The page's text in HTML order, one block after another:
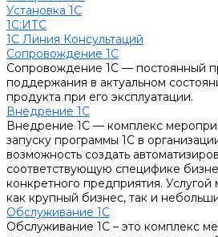
Установка 1С
1С:ИТС
1С Линия Консультаций
Сопровождение 1С
Сопровождение 1С — постоянный
поддержания в актуальном
продукта при его эксплуатации.
Внедрение 1С
Внедрение 1С — комплекс
запуску программы 1С в
возможность создать
соответствующую специфике
конкретного предприятия. Услугой
как крупный бизнес, так и
Обслуживание 1С
Обслуживание 1С – это комплекс